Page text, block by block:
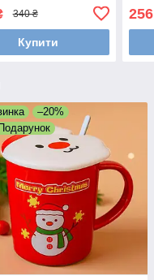
340 ₴
Купити
256
–20%
Подарунок